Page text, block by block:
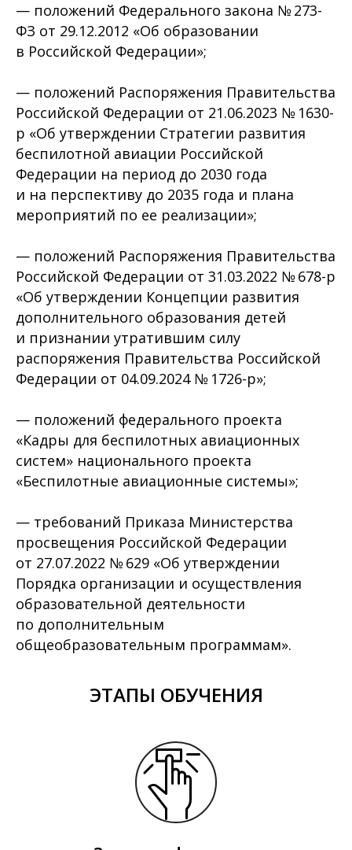
— положений Федерального закона № 273-
ФЗ от 29.12.2012 «Об образовании
в Российской Федерации»;
— положений Распоряжения Правительства
Российской Федерации от 21.06.2023 № 1630-
р «Об утверждении Стратегии развития
беспилотной авиации Российской
Федерации на период до 2030 года
и на перспективу до 2035 года и плана
мероприятий по ее реализации»;
— положений Распоряжения Правительства
Российской Федерации от 31.03.2022 № 678-р
«Об утверждении Концепции развития
дополнительного образования детей
и признании утратившим силу
распоряжения Правительства Российской
Федерации от 04.09.2024 № 1726-р»;
— положений федерального проекта
«Кадры для беспилотных авиационных
систем» национального проекта
«Беспилотные авиационные системы»;
— требований Приказа Министерства
просвещения Российской Федерации
от 27.07.2022 № 629 «Об утверждении
Порядка организации и осуществления
образовательной деятельности
по дополнительным
общеобразовательным программам».
ЭТАПЫ ОБУЧЕНИЯ